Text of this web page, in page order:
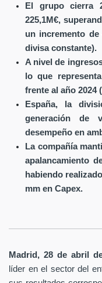
El grupo cierra
225,1M€,
un incremento de
divisa constante).
A nivel de
lo que
frente al año 2024
España, la
generación de
desempeño en
La compañía
apalancamiento
habiendo
mm en Capex.
Madrid, 28 de abril
líder en el sector del